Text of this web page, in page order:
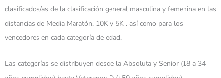
clasificados/as de la clasificación general masculina y femenina en las
distancias de Media Maratón, 10K y 5K , así como para los
vencedores en cada categoría de edad.
Las categorías se distribuyen desde la Absoluta y Senior (18 a 34